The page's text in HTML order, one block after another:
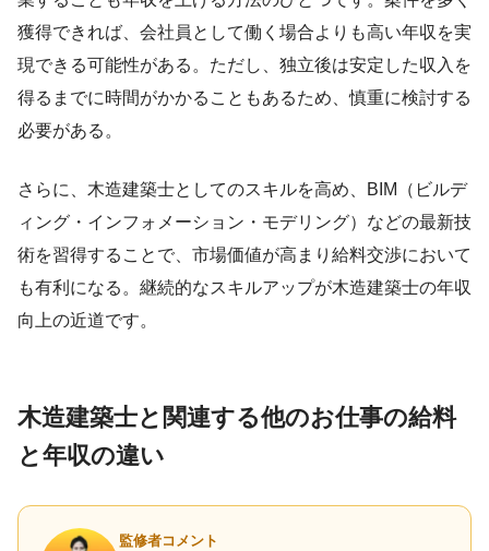
獲得できれば、会社員として働く場合よりも高い年収を実
現できる可能性がある。ただし、独立後は安定した収入を
得るまでに時間がかかることもあるため、慎重に検討する
必要がある。
さらに、木造建築士としてのスキルを高め、BIM（ビルデ
ィング・インフォメーション・モデリング）などの最新技
術を習得することで、市場価値が高まり給料交渉において
も有利になる。継続的なスキルアップが木造建築士の年収
向上の近道です。
木造建築士と関連する他のお仕事の給料
と年収の違い
監修者コメント